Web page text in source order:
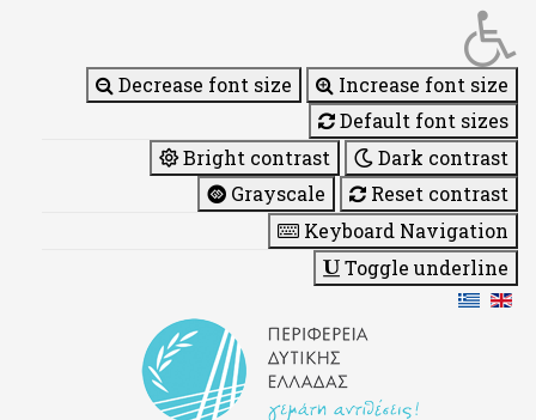
Decrease font size
Increase font size
Default font sizes
Bright contrast
Dark contrast
Grayscale
Reset contrast
Keyboard Navigation
Toggle underline